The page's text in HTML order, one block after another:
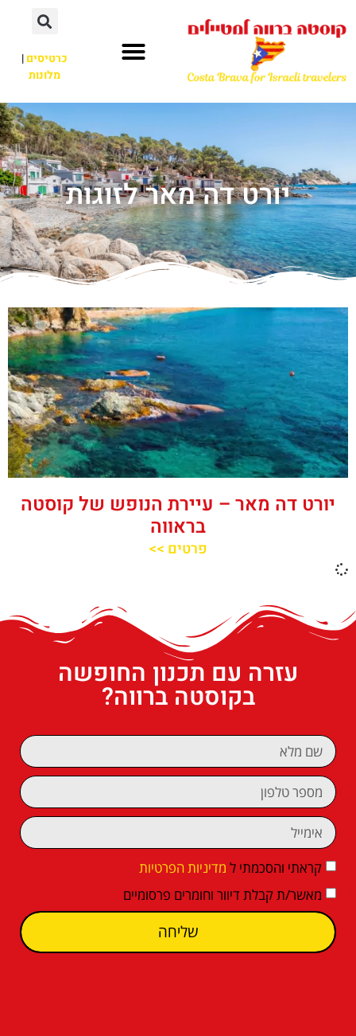
כרטיסים|
מלונות
יורט דה מאר לזוגות
יורט דה מאר – עיירת הנופש של קוסטה
בראווה
פרטים >>
עזרה עם תכנון החופשה
בקוסטה ברווה?
קראתי והסכמתי ל מדיניות הפרטיות
מאשר/ת קבלת דיוור וחומרים פרסומיים
שליחה